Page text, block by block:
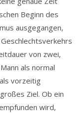
Beginn des
ausgegangen,
von zwei,
als normal
vorzeitig
Ziel. Ob ein
wird,